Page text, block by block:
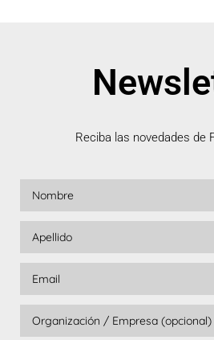
Reciba las novedades de